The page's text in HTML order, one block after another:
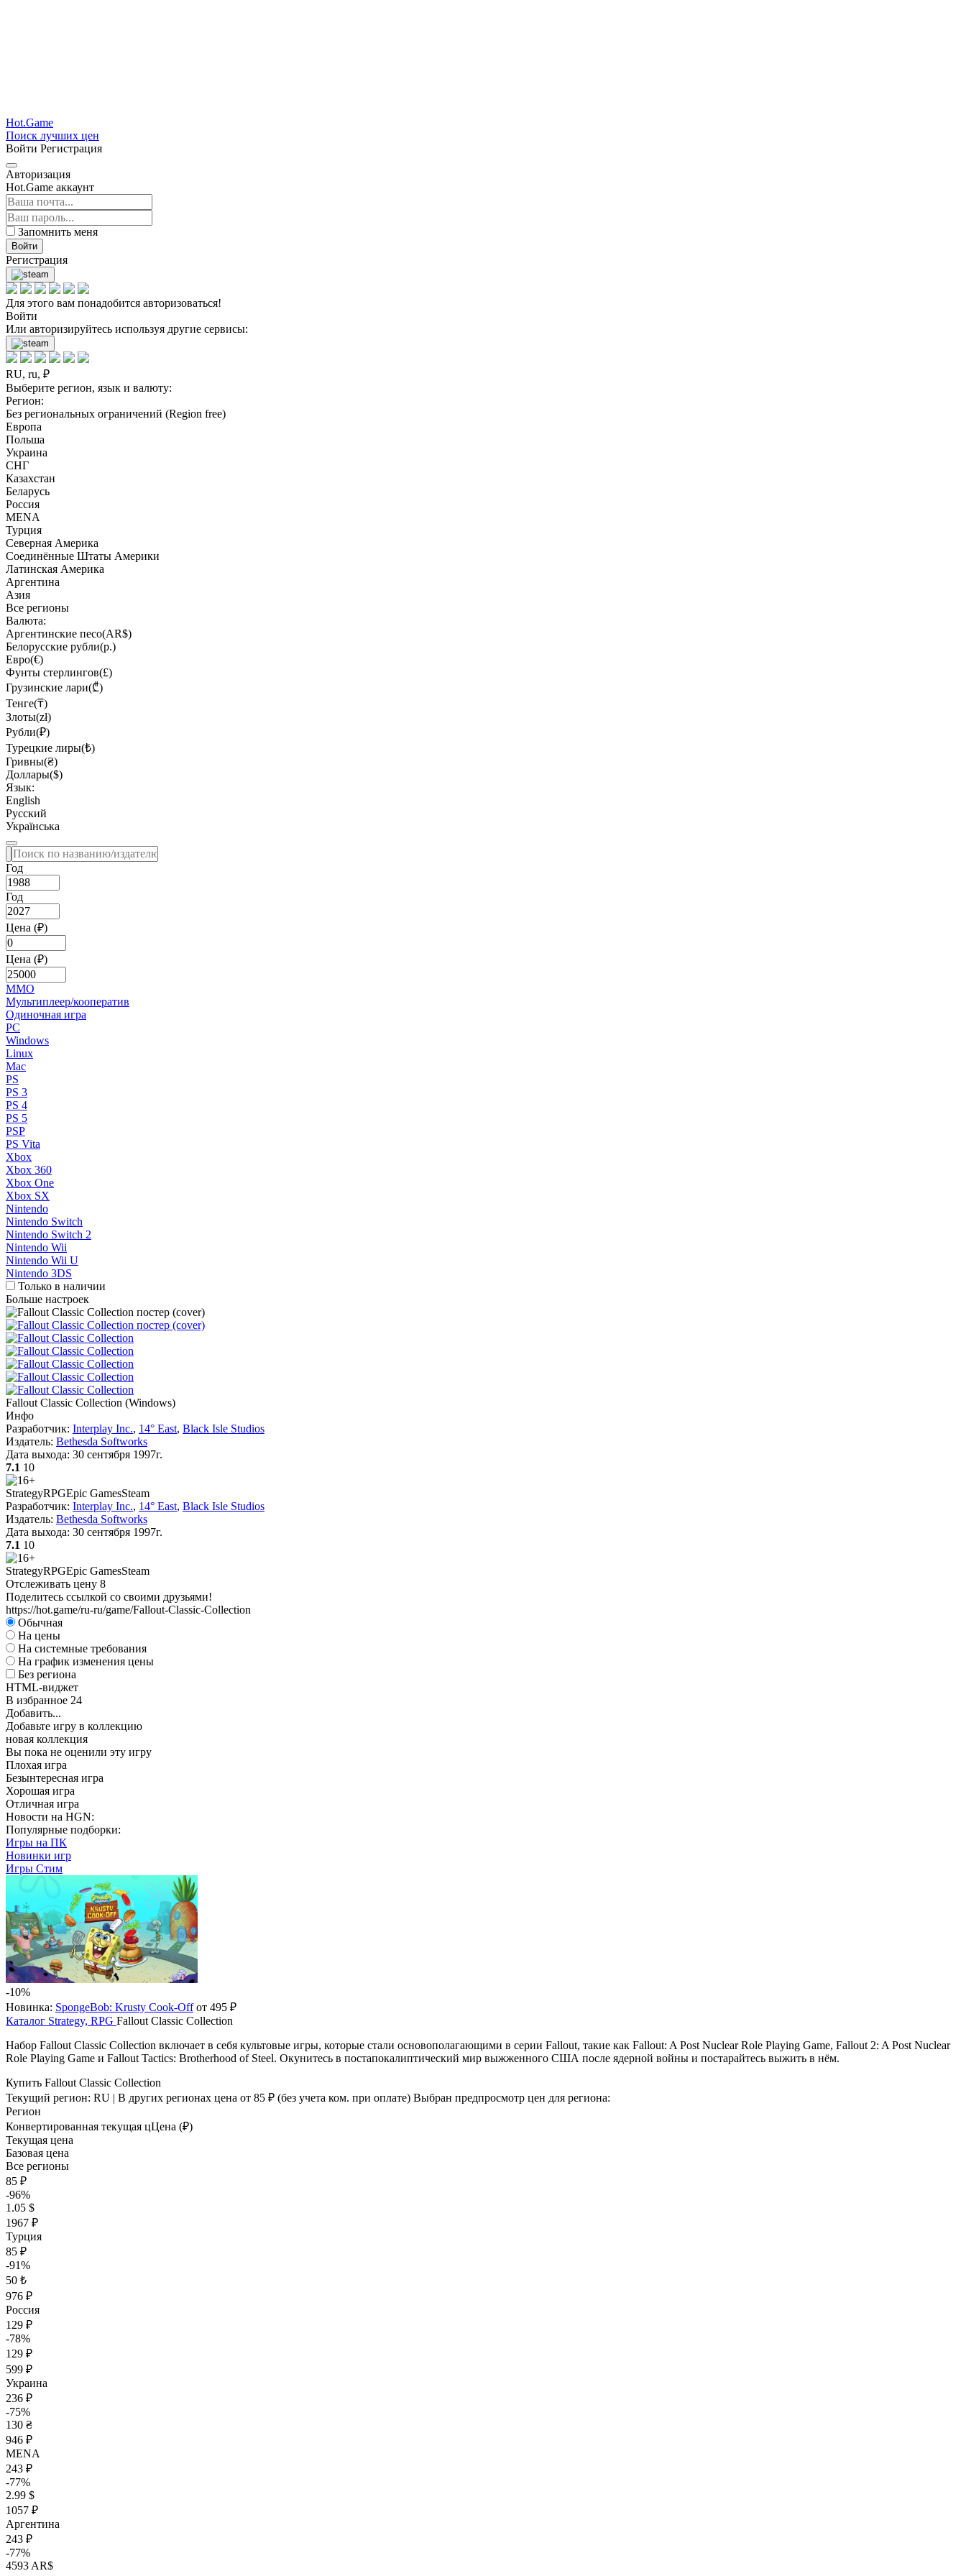
Hot.Game
Поиск лучших цен
Войти Регистрация
Авторизация
Hot.Game аккаунт
Запомнить меня
Войти
Регистрация
Для этого вам понадобится авторизоваться!
Войти
Или авторизируйтесь используя другие сервисы:
RU, ru, ₽
Выберите регион, язык и валюту:
Регион:
Без региональных ограничений (Region free)
Европа
Польша
Украина
СНГ
Казахстан
Беларусь
Россия
MENA
Турция
Северная Америка
Соединённые Штаты Америки
Латинская Америка
Аргентина
Азия
Все регионы
Валюта:
Аргентинские песо(AR$)
Белорусские рубли(р.)
Евро(€)
Фунты стерлингов(£)
Грузинские лари(₾)
Тенге(₸)
Злоты(zł)
Рубли(₽)
Турецкие лиры(₺)
Гривны(₴)
Доллары($)
Язык:
English
Русский
Українська
Год
Год
Цена (₽)
Цена (₽)
MMO
Мультиплеер/кооператив
Одиночная игра
PC
Windows
Linux
Mac
PS
PS 3
PS 4
PS 5
PSP
PS Vita
Xbox
Xbox 360
Xbox One
Xbox SX
Nintendo
Nintendo Switch
Nintendo Switch 2
Nintendo Wii
Nintendo Wii U
Nintendo 3DS
Только в наличии
Больше настроек
Fallout Classic Collection (Windows)
Инфо
Разработчик: Interplay Inc., 14° East, Black Isle Studios
Издатель: Bethesda Softworks
Дата выхода: 30 сентября 1997г.
7.1 10
StrategyRPGEpic GamesSteam
Разработчик: Interplay Inc., 14° East, Black Isle Studios
Издатель: Bethesda Softworks
Дата выхода: 30 сентября 1997г.
7.1 10
StrategyRPGEpic GamesSteam
Отслеживать цену 8
Поделитесь ссылкой со своими друзьями!
https://hot.game/ru-ru/game/Fallout-Classic-Collection
Обычная
На цены
На системные требования
На график изменения цены
Без региона
HTML-виджет
В избранное 24
Добавить...
Добавьте игру в коллекцию
новая коллекция
Вы пока не оценили эту игру
Плохая игра
Безынтересная игра
Хорошая игра
Отличная игра
Новости на HGN:
Популярные подборки:
Игры на ПК
Новинки игр
Игры Стим
-10%
Новинка: SpongeBob: Krusty Cook-Offот 495 ₽
Каталог Strategy, RPG Fallout Classic Collection
Набор Fallout Classic Collection включает в себя культовые игры, которые стали основополагающими в серии Fallout, такие как Fallout: A Post Nuclear Role Playing Game, Fallout 2: A Post Nuclear
Role Playing Game и Fallout Tactics: Brotherhood of Steel. Окунитесь в постапокалиптический мир выжженного США после ядерной войны и постарайтесь выжить в нём.
Купить Fallout Classic Collection
Текущий регион: RU | В других регионах цена от 85 ₽ (без учета ком. при оплате) Выбран предпросмотр цен для региона:
Регион
Конвертированная текущая цЦена (₽)
Текущая цена
Базовая цена
Все регионы
85 ₽
-96%
1.05 $
1967 ₽
Турция
85 ₽
-91%
50 ₺
976 ₽
Россия
129 ₽
-78%
129 ₽
599 ₽
Украина
236 ₽
-75%
130 ₴
946 ₽
MENA
243 ₽
-77%
2.99 $
1057 ₽
Аргентина
243 ₽
-77%
4593 AR$